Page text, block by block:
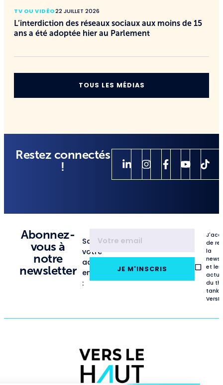
TV OU VIDÉO22 JUILLET 2026
L’interdiction des réseaux sociaux aux moins de 15
ans a été adoptée hier au Parlement
TOUS LES MÉDIAS
Restez connectés
!
Abonnez-
vous à
notre
newsletter
Saisissez
votre
adresse
email
:
JE M'INSCRIS
de
la
et les
du
tank